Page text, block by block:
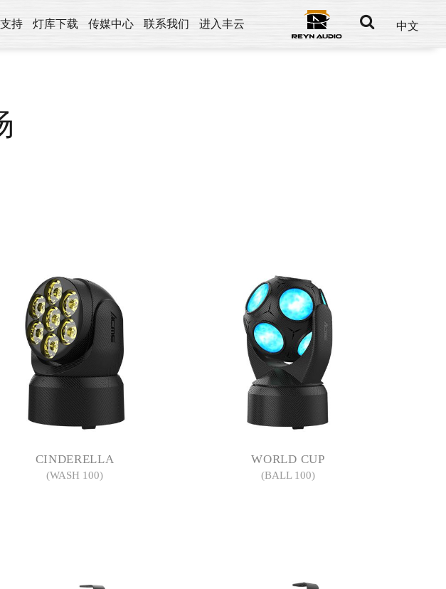
持 灯库下载 传媒中心 联系我们 进入丰云 中文
CINDERELLA
(WASH 100)
WORLD CUP
(BALL 100)